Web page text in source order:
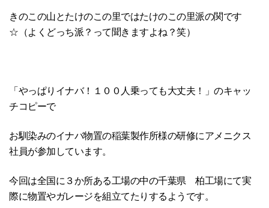
きのこの山とたけのこの里ではたけのこの里派の関です
☆（よくどっち派？って聞きますよね？笑）
「やっぱりイナバ！１００人乗っても大丈夫！」のキャッ
チコピーで
お馴染みのイナバ物置の稲葉製作所様の研修にアメニクス
社員が参加しています。
今回は全国に３か所ある工場の中の千葉県 柏工場にて実
際に物置やガレージを組立てたりするようです。